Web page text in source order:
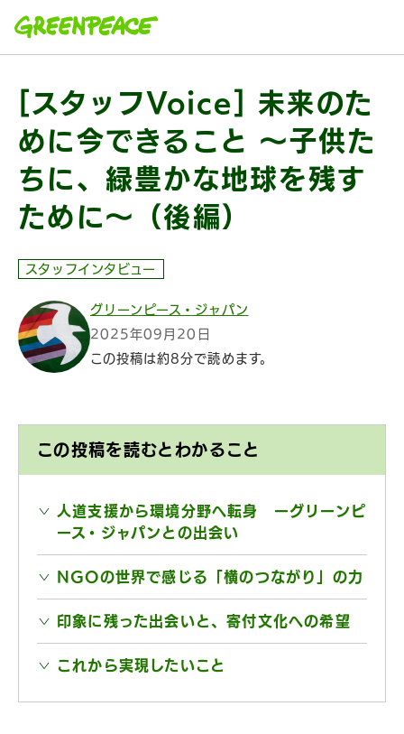
[スタッフVoice] 未来のた
めに今できること ～子供た
ちに、緑豊かな地球を残す
ために～（後編）
スタッフインタビュー
グリーンピース・ジャパン
2025年09月20日
この投稿は約8分で読めます。
この投稿を読むとわかること
人道支援から環境分野へ転身 ーグリーンピ
ース・ジャパンとの出会い
NGOの世界で感じる「横のつながり」の力
印象に残った出会いと、寄付文化への希望
これから実現したいこと